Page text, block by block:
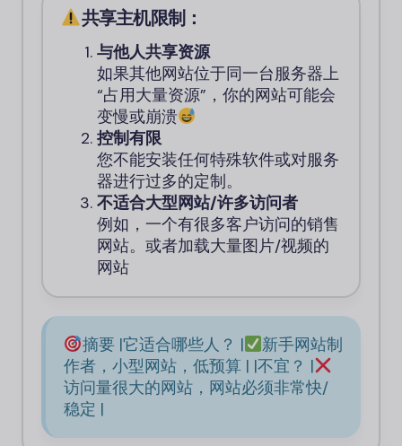
共享主机限制：
与他人共享资源
如果其他网站位于同一台服务器上
“占用大量资源”，你的网站可能会
变慢或崩溃
控制有限
您不能安装任何特殊软件或对服务
器进行过多的定制。
不适合大型网站/许多访问者
例如，一个有很多客户访问的销售
网站。或者加载大量图片/视频的
网站
摘要 |它适合哪些人？ |
新手网站制
作者，小型网站，低预算 | |不宜？ |
访问量很大的网站，网站必须非常快/
稳定 |